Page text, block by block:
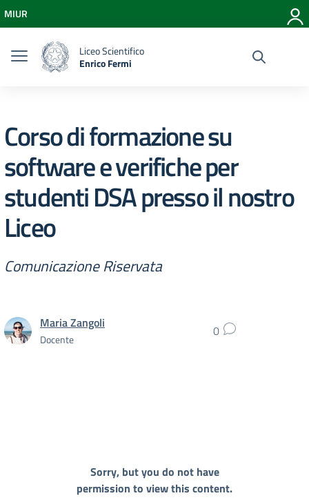
Vai al menu di navigazione
Vai al footer
MIUR
Liceo Scientifico
Enrico Fermi
Corso di formazione su
software e verifiche per
studenti DSA presso il nostro
Liceo
Comunicazione Riservata
Maria Zangoli
Docente 0
Sorry, but you do not have
permission to view this content.